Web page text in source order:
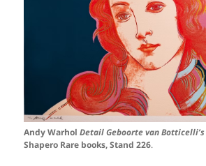
Andy WarholDetail Geboorte van Botticelli’s
Shapero Rare books, Stand 226.